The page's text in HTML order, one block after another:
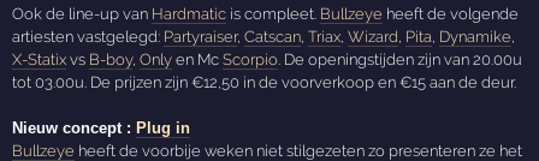
Ook de line-up van Hardmatic is compleet. Bullzeye heeft de volgende
artiesten vastgelegd: Partyraiser,Catscan ,Triax ,Wizard Pita Dynamike
X-Statix vs B-boy,Only en McScorpio . De openingstijden zijn van 20.00u
tot 03.00u. De prijzen zijn €12,50 in de voorverkoop en €15 aan de deur.
Nieuw concept :Plug in
Bullzeye heeft de voorbije weken niet stilgezeten zo presenteren ze het